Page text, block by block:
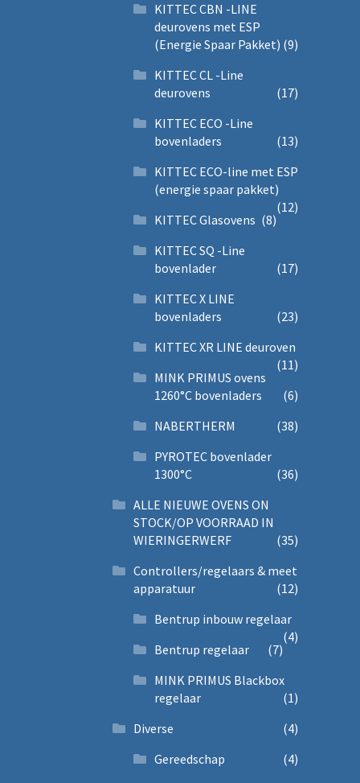
KITTEC CBN -LINE
deurovens met ESP
(Energie Spaar Pakket) (9)
KITTEC CL -Line
deurovens
(17)
KITTEC ECO -Line
bovenladers
(13)
KITTEC ECO-line met ESP
(energie spaar pakket)
(12)
KITTEC Glasovens (8)
KITTEC SQ -Line
bovenlader
(17)
KITTEC X LINE
bovenladers
(23)
KITTEC XR LINE deuroven
(11)
MINK PRIMUS ovens
1260°C bovenladers
(6)
NABERTHERM
(38)
PYROTEC bovenlader
1300°C
(36)
ALLE NIEUWE OVENS ON
STOCK/OP VOORRAAD IN
WIERINGERWERF
(35)
Controllers/regelaars & meet
apparatuur
(12)
Bentrup inbouw regelaar
(4)
Bentrup regelaar
(7)
MINK PRIMUS Blackbox
regelaar
(1)
Diverse
(4)
Gereedschap
(4)